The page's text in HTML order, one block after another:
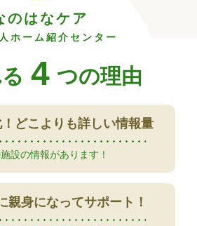
のはなケア
ホーム紹介センター
4 つの理由
どこよりも詳しい情報量
設の情報があります！
親身になってサポート！